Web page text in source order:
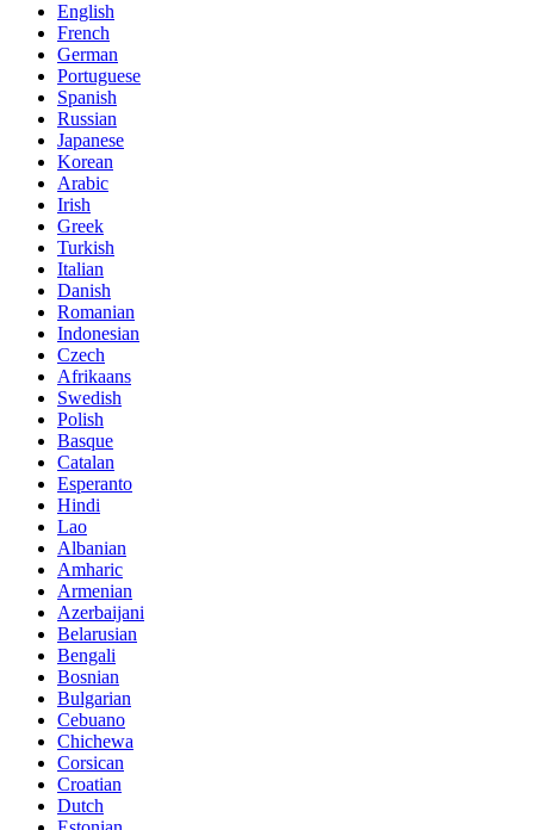
English
French
German
Portuguese
Spanish
Russian
Japanese
Korean
Arabic
Irish
Greek
Turkish
Italian
Danish
Romanian
Indonesian
Czech
Afrikaans
Swedish
Polish
Basque
Catalan
Esperanto
Hindi
Lao
Albanian
Amharic
Armenian
Azerbaijani
Belarusian
Bengali
Bosnian
Bulgarian
Cebuano
Chichewa
Corsican
Croatian
Dutch